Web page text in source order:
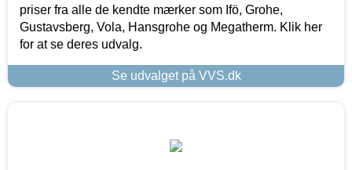
priser fra alle de kendte mærker som Ifö, Grohe,
Gustavsberg, Vola, Hansgrohe og Megatherm. Klik her
for at se deres udvalg.
Se udvalget på VVS.dk